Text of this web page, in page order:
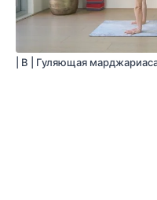
| B | Гуляющая